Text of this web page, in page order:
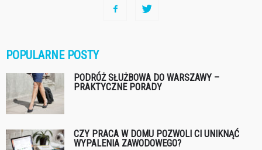
POPULARNE POSTY
PODRÓŻ SŁUŻBOWA DO WARSZAWY –
PRAKTYCZNE PORADY
CZY PRACA W DOMU POZWOLI CI UNIKNĄĆ
WYPALENIA ZAWODOWEGO?